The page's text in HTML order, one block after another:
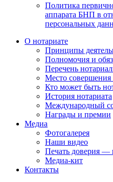
Политика
аппарата БНП в
персональных
О нотариате
Принципы
Полномочия и
Перечень
Место совершения
Кто может быть
История нотариата
Международный
Награды и премии
Медиа
Фотогалерея
Наши видео
Печать доверия —
Медиа-кит
Контакты